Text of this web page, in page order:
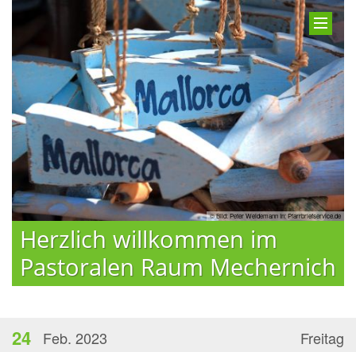
© Bild: Peter Weidemann In: Pfarrbriefservice.de
Herzlich willkommen im
Pastoralen Raum Mechernich
Freitag
24 Feb. 2023